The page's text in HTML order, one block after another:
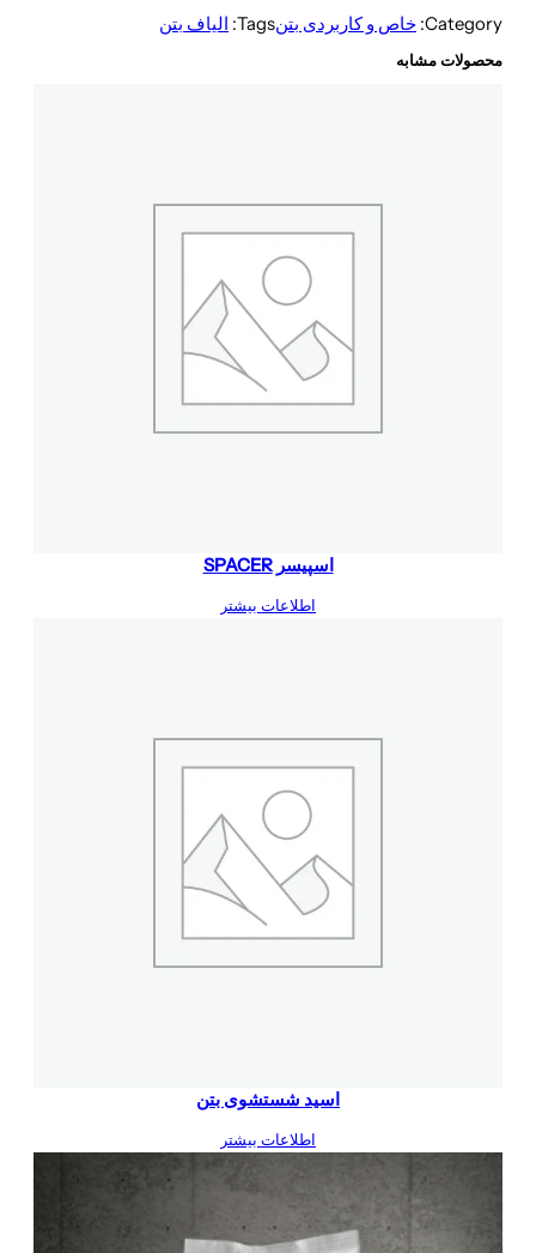
Category: خاص و کاربردی بتنTags: الیاف بتن
محصولات مشابه
اسپیسر SPACER
اطلاعات بیشتر
اسید شستشوی بتن
اطلاعات بیشتر